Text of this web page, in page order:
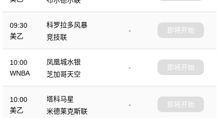
09:30
美乙
科罗拉多风暴
-
竞技联
即将开始
10:00
WNBA
凤凰城水银
-
芝加哥天空
即将开始
10:00
美乙
塔科马星
-
米德莱克斯联
即将开始